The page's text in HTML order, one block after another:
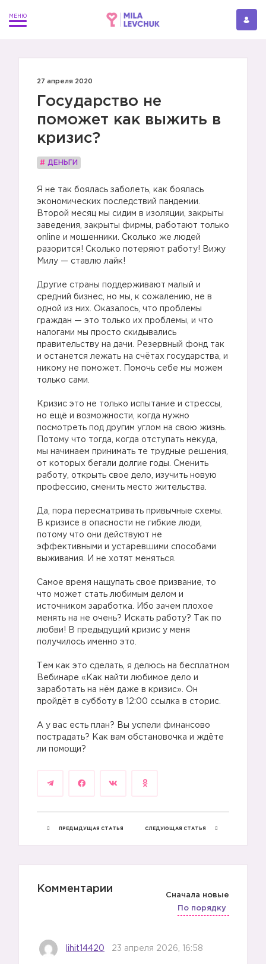
27 апреля 2020
Государство не
поможет как выжить в
кризис?
# ДЕНЬГИ
Я не так боялась заболеть, как боялась
экономических последствий пандемии.
Второй месяц мы сидим в изоляции, закрыты
заведения, закрыты фирмы, работают только
online и мошенники. Сколько же людей
разорится! Сколько потеряют работу! Вижу
Милу — ставлю лайк!
Другие страны поддерживают малый и
средний бизнес, но мы, к сожалению, не в
одной из них. Оказалось, что проблемы
граждан — это только их проблемы, и что
налогами мы просто скидывались
правительству на дачи. Резервный фонд так
и останется лежать на счётах государства, и
никому не поможет. Помочь себе мы можем
только сами.
Кризис это не только испытание и стрессы,
но ещё и возможности, когда нужно
посмотреть под другим углом на свою жизнь.
Потому что тогда, когда отступать некуда,
мы начинаем принимать те трудные решения,
от которых бегали долгие годы. Сменить
работу, открыть свое дело, изучить новую
профессию, сменить место жительства.
Да, пора пересматривать привычные схемы.
В кризисе в опасности не гибкие люди,
потому что они действуют не
эффективными и устаревшими способами
выживания. И не хотят меняться.
Самое время нащупать свое призвание, то
что может стать любимым делом и
источником заработка. Ибо зачем плохое
менять на не очень? Искать работу? Так по
любви! В предыдущий кризис у меня
получилось именно это.
Тем как это сделать, я делюсь на бесплатном
Вебинаре «Как найти любимое дело и
заработать на нём даже в кризис». Он
пройдёт в субботу в 12:00 ссылка в сторис.
А у вас есть план? Вы успели финансово
пострадать? Как вам обстановочка и ждёте
ли помощи?
ПРЕДЫДУЩАЯ СТАТЬЯ СЛЕДУЮЩАЯ СТАТЬЯ
Комментарии
Сначала новые
По порядку
lihit14420 23 апреля 2026, 16:58